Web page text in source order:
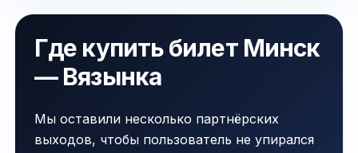
Где купить билет Минск
— Вязынка
Мы оставили несколько партнёрских
выходов, чтобы пользователь не упирался